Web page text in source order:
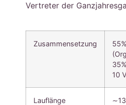
Vertreter der
Zusammensetzung
10
Lauflänge